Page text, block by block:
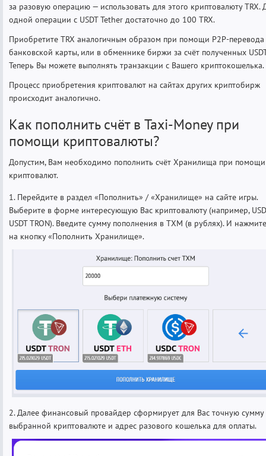
за разовую операцию — использовать для этого криптовалюту TRX.
одной операции с USDT Tether достаточно до 100 TRX.
Приобретите TRX аналогичным образом при помощи P2P-перевода
банковской карты, или в обменнике биржи за счёт полученных
Теперь Вы можете выполнять транзакции с Вашего криптокошелька.
Процесс приобретения криптовалют на сайтах других криптобирж
происходит аналогично.
Как пополнить счёт в Taxi-Money при
помощи криптовалюты?
Допустим, Вам необходимо пополнить счёт Хранилища при помощи
криптовалют.
1. Перейдите в раздел «Пополнить» / «Хранилище» на сайте игры.
Выберите в форме интересующую Вас криптовалюту (например,
USDT TRON). Введите сумму пополнения в TXM (в рублях). И нажмите
на кнопку «Пополнить Хранилище».
2. Далее финансовый провайдер сформирует для Вас точную сумму
выбранной криптовалюте и адрес разового кошелька для оплаты.